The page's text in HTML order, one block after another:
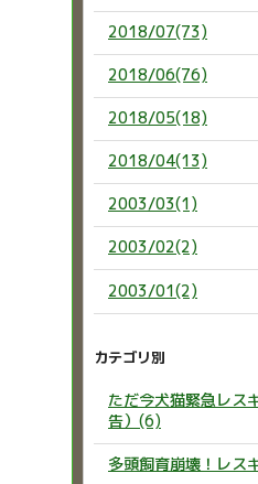
2018/07(73)
2018/06(76)
2018/05(18)
2018/04(13)
2003/03(1)
2003/02(2)
2003/01(2)
カテゴリ別
ただ今犬猫緊急レス
告）(6)
多頭飼育崩壊！レス